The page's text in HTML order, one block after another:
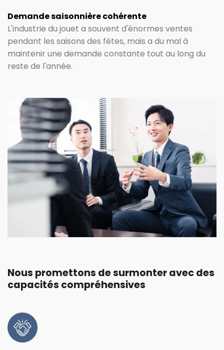
Demande saisonnière cohérente
L'industrie du jouet a souvent d'énormes ventes
pendant les saisons des fêtes, mais a du mal à
maintenir une demande constante tout au long du
reste de l'année.
Nous promettons de surmonter avec des
capacités compréhensives